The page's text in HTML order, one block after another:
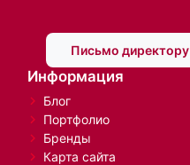
Письмо директору
Информация
Блог
Портфолио
Бренды
Карта сайта